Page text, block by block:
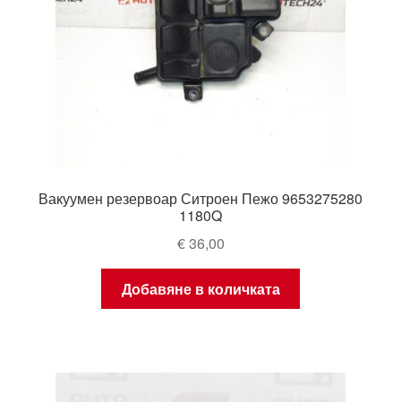
Вакуумен резервоар Ситроен Пежо 9653275280
1180Q
€36,00
Добавяне в количката